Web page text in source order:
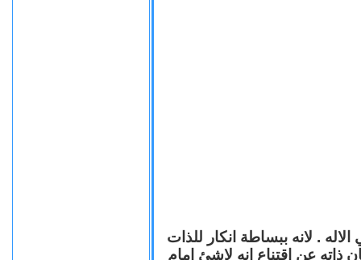
. لانه ببساطة انكار للذات
ذاته عن اقتناع انه لاشئ امام